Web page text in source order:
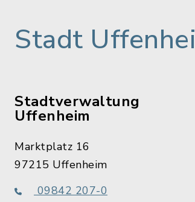
Stadt
Stadtverwaltung
Uffenheim
Marktplatz 16
97215 Uffenheim
09842 207-0